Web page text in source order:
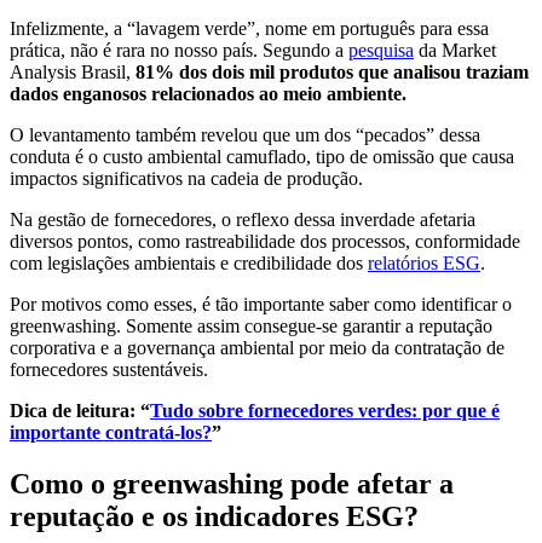
Infelizmente, a “lavagem verde”, nome em português para essa
prática, não é rara no nosso país. Segundo a pesquisa da Market
Analysis Brasil, 81% dos dois mil produtos que analisou traziam
dados enganosos relacionados ao meio ambiente.
O levantamento também revelou que um dos “pecados” dessa
conduta é o custo ambiental camuflado, tipo de omissão que causa
impactos significativos na cadeia de produção.
Na gestão de fornecedores, o reflexo dessa inverdade afetaria
diversos pontos, como rastreabilidade dos processos, conformidade
com legislações ambientais e credibilidade dos relatórios ESG.
Por motivos como esses, é tão importante saber como identificar o
greenwashing. Somente assim consegue-se garantir a reputação
corporativa e a governança ambiental por meio da contratação de
fornecedores sustentáveis.
Dica de leitura: “Tudo sobre fornecedores verdes: por que é
importante contratá-los?”
Como o greenwashing pode afetar a
reputação e os indicadores ESG?